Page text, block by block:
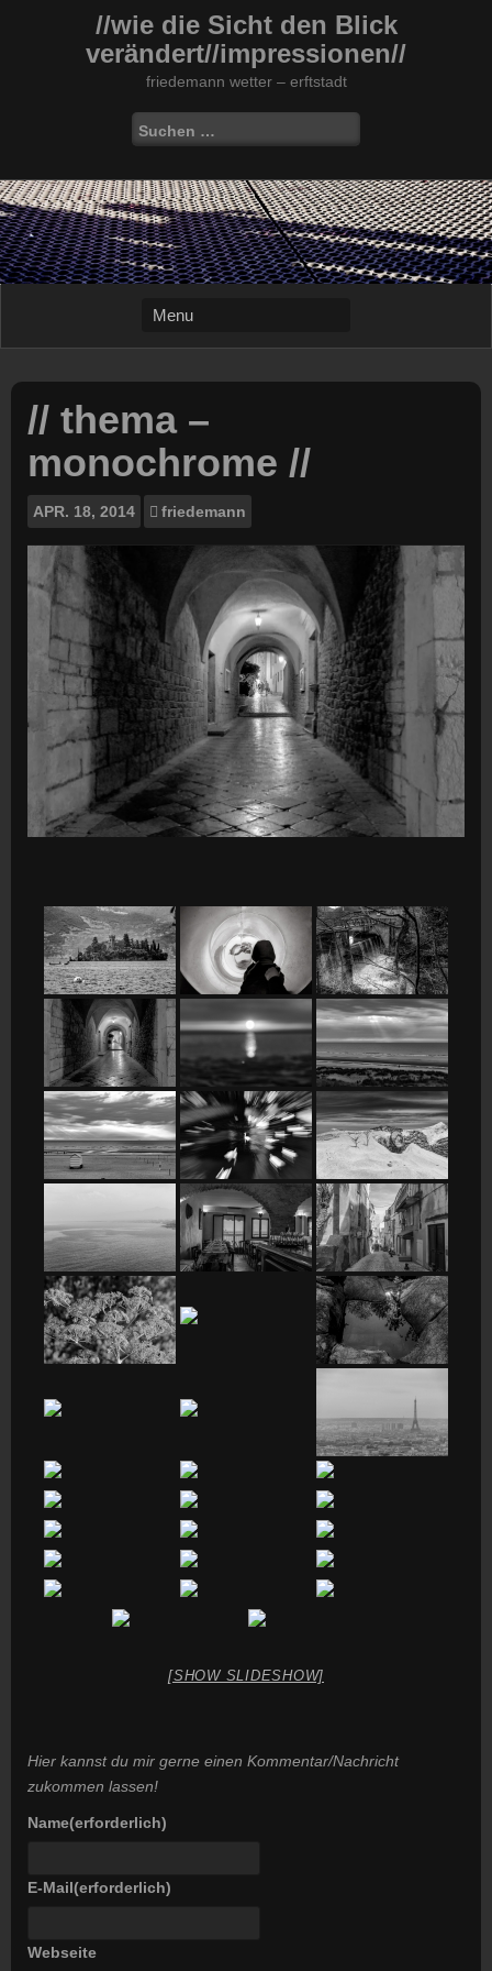
//wie die Sicht den Blick
verändert//impressionen//
friedemann wetter – erftstadt
Suchen
nach:
// thema –
monochrome //
APR. 18, 2014 friedemann
[SHOW SLIDESHOW]
Hier kannst du mir gerne einen Kommentar/Nachricht
zukommen lassen!
Name(erforderlich)
E-Mail(erforderlich)
Webseite